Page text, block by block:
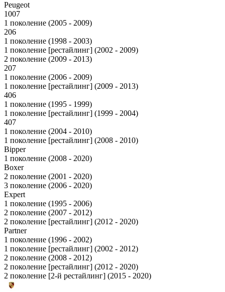
Peugeot
1007
1 поколение (2005 - 2009)
206
1 поколение (1998 - 2003)
1 поколение [рестайлинг] (2002 - 2009)
2 поколение (2009 - 2013)
207
1 поколение (2006 - 2009)
1 поколение [рестайлинг] (2009 - 2013)
406
1 поколение (1995 - 1999)
1 поколение [рестайлинг] (1999 - 2004)
407
1 поколение (2004 - 2010)
1 поколение [рестайлинг] (2008 - 2010)
Bipper
1 поколение (2008 - 2020)
Boxer
2 поколение (2001 - 2020)
3 поколение (2006 - 2020)
Expert
1 поколение (1995 - 2006)
2 поколение (2007 - 2012)
2 поколение [рестайлинг] (2012 - 2020)
Partner
1 поколение (1996 - 2002)
1 поколение [рестайлинг] (2002 - 2012)
2 поколение (2008 - 2012)
2 поколение [рестайлинг] (2012 - 2020)
2 поколение [2-й рестайлинг] (2015 - 2020)